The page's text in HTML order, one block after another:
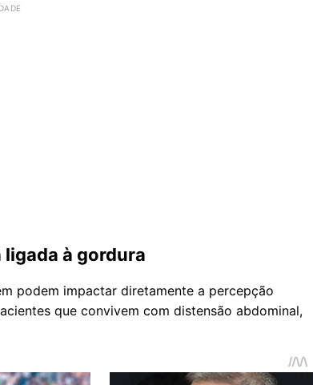
à gordura
podem impactar diretamente a percepção
que convivem com distensão abdominal,